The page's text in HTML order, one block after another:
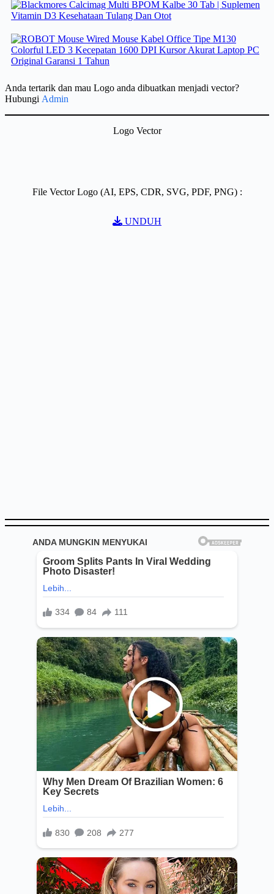
Anda tertarik dan mau Logo anda dibuatkan menjadi vector?
Hubungi Admin
Logo Vector
File Vector Logo (AI, EPS, CDR, SVG, PDF, PNG) :
UNDUH